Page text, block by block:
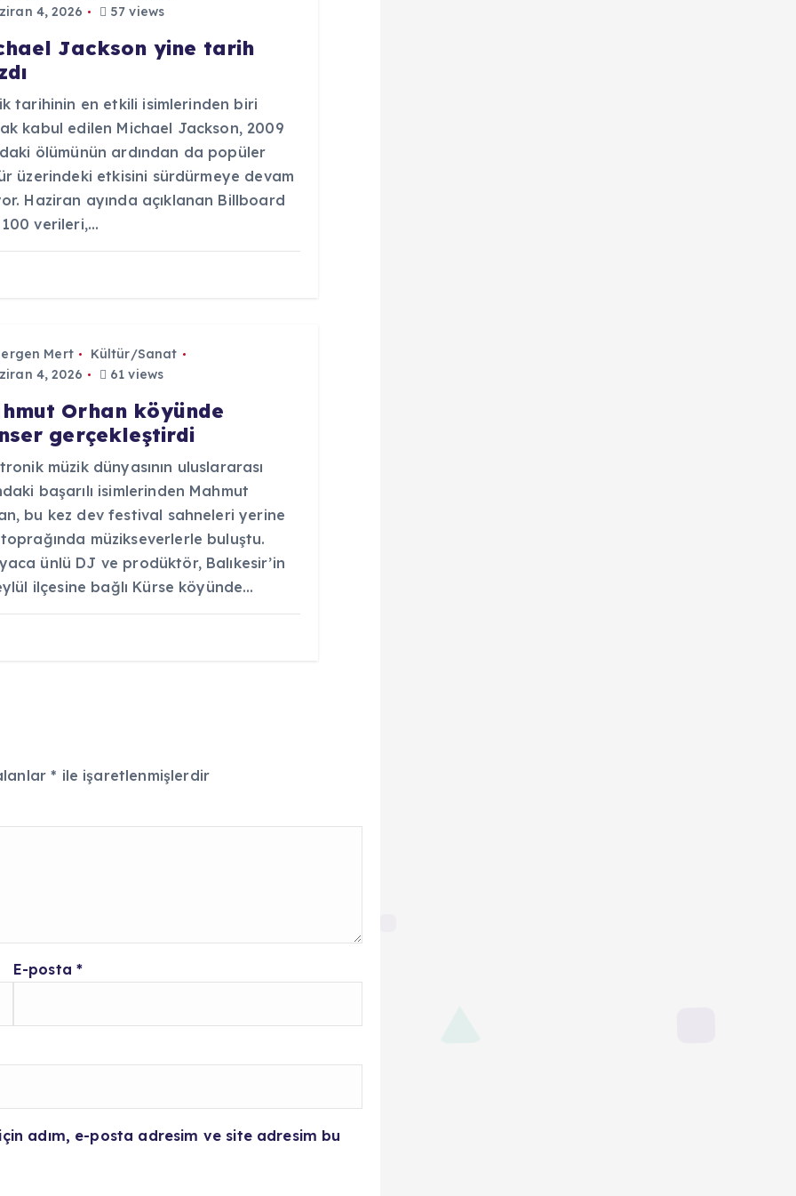
4, 2026
57 views
Jackson yine tarih
tarihinin en etkili isimlerinden biri
kabul edilen Michael Jackson, 2009
ölümünün ardından da popüler
üzerindeki etkisini sürdürmeye devam
Haziran ayında açıklanan Billboard
verileri,…
Mert
Kültür/Sanat
4, 2026
61 views
Orhan köyünde
gerçekleştirdi
müzik dünyasının uluslararası
başarılı isimlerinden Mahmut
bu kez dev festival sahneleri yerine
müzikseverlerle buluştu.
ünlü DJ ve prodüktör, Balıkesir’in
ilçesine bağlı Kürse köyünde…
* ile işaretlenmişlerdir
E-posta*
adım, e-posta adresim ve site adresim bu